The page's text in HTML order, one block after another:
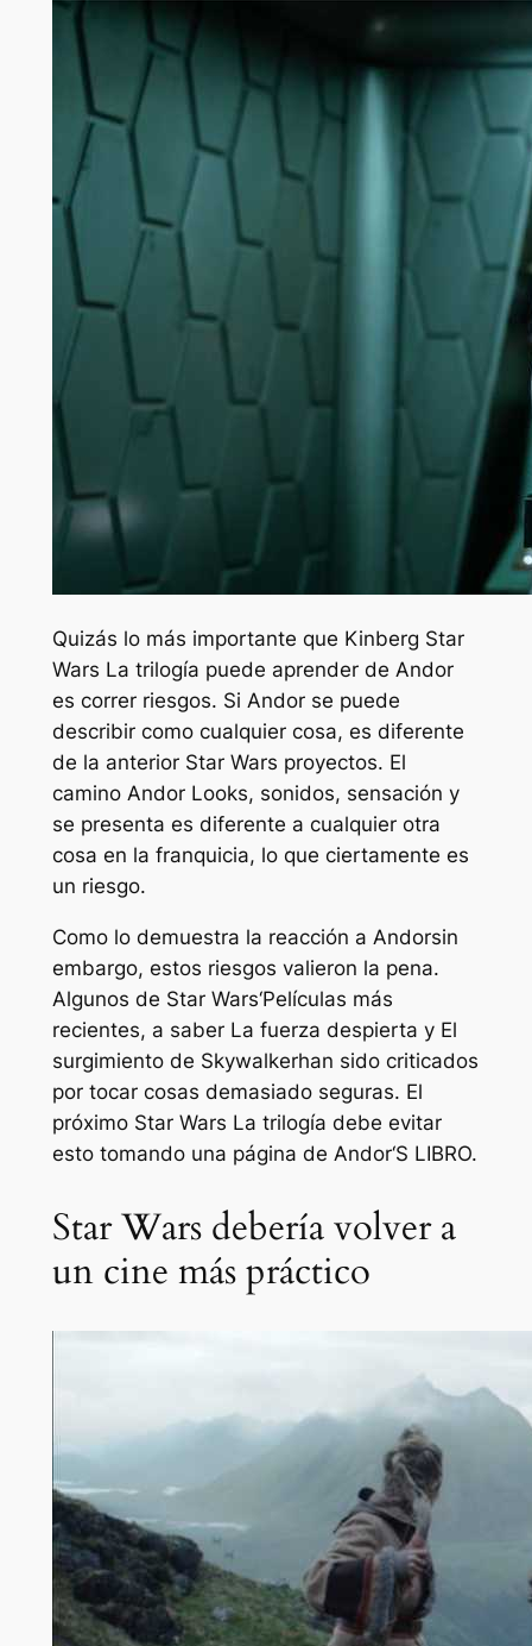
Quizás lo más importante que Kinberg Star
Wars La trilogía puede aprender de Andor
es correr riesgos. Si Andorse puede
describir como cualquier cosa, es diferente
de la anterior Star Wars proyectos. El
camino AndorLooks, sonidos, sensación y
se presenta es diferente a cualquier otra
cosa en la franquicia, lo que ciertamente es
un riesgo.
Como lo demuestra la reacción a Andorsin
embargo, estos riesgos valieron la pena.
Algunos de Star Wars‘Películas más
recientes, a saber La fuerza despierta y El
surgimiento de Skywalkerhan sido criticados
por tocar cosas demasiado seguras. El
próximo Star Wars La trilogía debe evitar
esto tomando una página de Andor‘S LIBRO.
Star Wars debería volver a
un cine más práctico